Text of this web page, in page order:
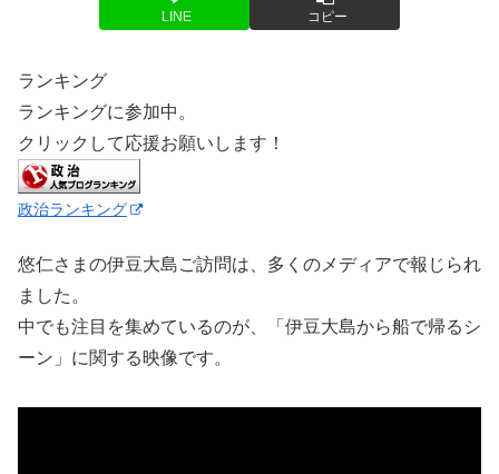
LINE コピー
ランキング
ランキングに参加中。
クリックして応援お願いします！
政治ランキング
悠仁さまの伊豆大島ご訪問は、多くのメディアで報じられ
ました。
中でも注目を集めているのが、「伊豆大島から船で帰るシ
ーン」に関する映像です。